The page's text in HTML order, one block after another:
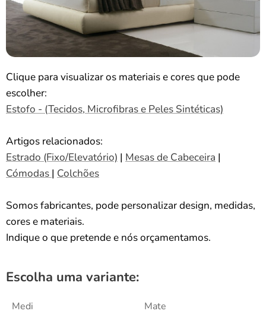
Clique para visualizar os materiais e cores que pode
escolher:
Estofo - (Tecidos, Microfibras e Peles Sintéticas)
Artigos relacionados:
Estrado (Fixo/Elevatório) | Mesas de Cabeceira |
Cómodas | Colchões
Somos fabricantes, pode personalizar design, medidas,
cores e materiais.
Indique o que pretende e nós orçamentamos.
Escolha uma variante:
Medi
Mate